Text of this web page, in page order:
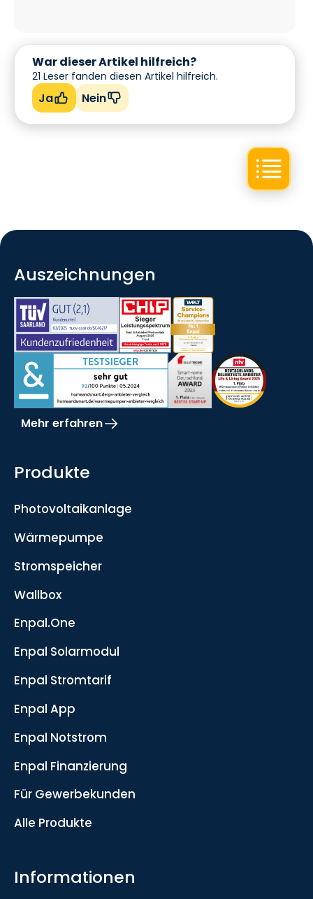
War dieser Artikel hilfreich?
21 Leser fanden diesen Artikel hilfreich.
Ja Nein
Auszeichnungen
Mehr erfahren
Produkte
Photovoltaikanlage
Wärmepumpe
Stromspeicher
Wallbox
Enpal.One
Enpal Solarmodul
Enpal Stromtarif
Enpal App
Enpal Notstrom
Enpal Finanzierung
Für Gewerbekunden
Alle Produkte
Informationen